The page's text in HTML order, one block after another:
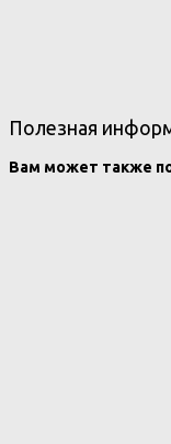
Полезная
Вам может также